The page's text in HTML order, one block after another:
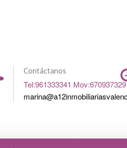
Contáctanos
Tel:961333341 Mov:670937329